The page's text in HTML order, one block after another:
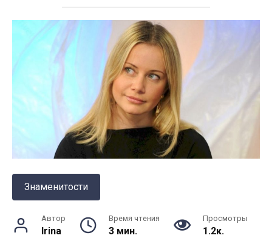
Знаменитости
Автор
Irina
Время чтения
3 мин.
Просмотры
1.2к.